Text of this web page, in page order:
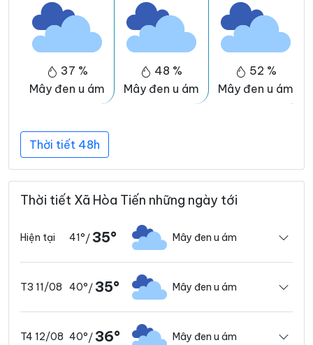
37 %
Mây đen u ám
48 %
Mây đen u ám
52 %
Mây đen u ám
Thời tiết 48h
Thời tiết Xã Hòa Tiến những ngày tới
Hiện tại 41°/ 35° Mây đen u ám
T3 11/08 40°/ 35° Mây đen u ám
T4 12/08 40°/ 36° Mây đen u ám